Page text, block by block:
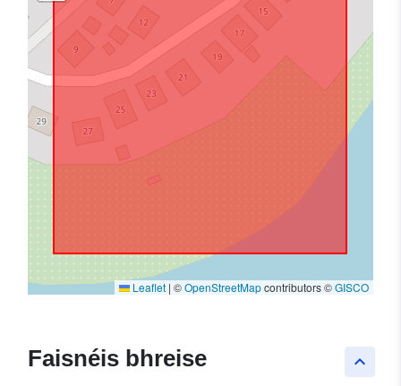
Leaflet | ©OpenStreetMapcontributors ©GISCO
keyboard_arrow_up
Faisnéis bhreise